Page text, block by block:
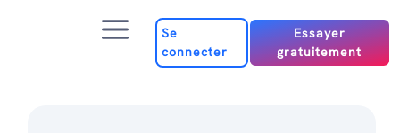
Menu
Se
connecter
Essayer
gratuitement